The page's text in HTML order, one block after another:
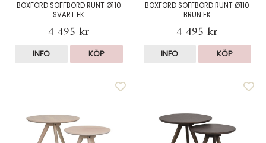
BOXFORD SOFFBORD RUNT Ø110
SVART EK
4 495 kr
INFO KÖP
BOXFORD SOFFBORD RUNT Ø110
BRUN EK
4 495 kr
INFO KÖP